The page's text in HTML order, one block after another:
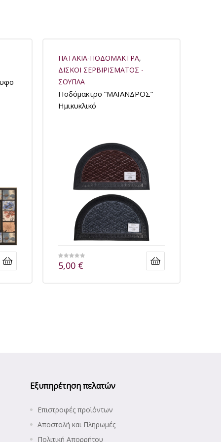
ΠΑΤΑΚΙΑ-ΠΟΔΟΜΑΚΤΡΑ,
ΔΙΣΚΟΙ ΣΕΡΒΙΡΙΣΜΑΤΟΣ -
ΣΟΥΠΛΑ
Ποδόμακτρο ”ΜΑΙΑΝΔΡΟΣ”
Ημικυκλικό
5,00 €
Εξυπηρέτηση πελατών
Επιστροφές προϊόντων
Αποστολή και Πληρωμές
Πολιτική Απορρήτου